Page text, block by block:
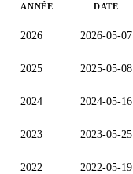
ANNÉE DATE
2026 2026-05-07
2025 2025-05-08
2024 2024-05-16
2023 2023-05-25
2022 2022-05-19